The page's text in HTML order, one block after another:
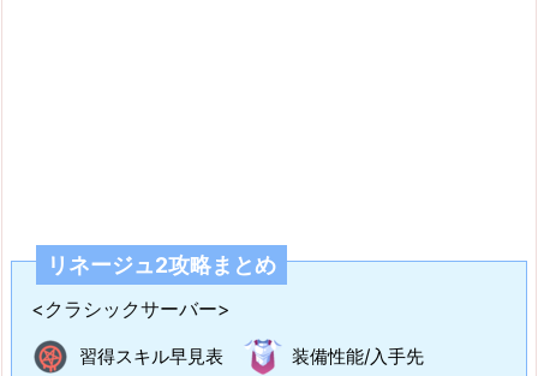
リネージュ2攻略まとめ
<クラシックサーバー>
習得スキル早見表 装備性能/入手先